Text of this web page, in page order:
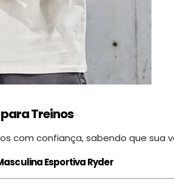
Treinos
com confiança, sabendo que
Esportiva Ryder